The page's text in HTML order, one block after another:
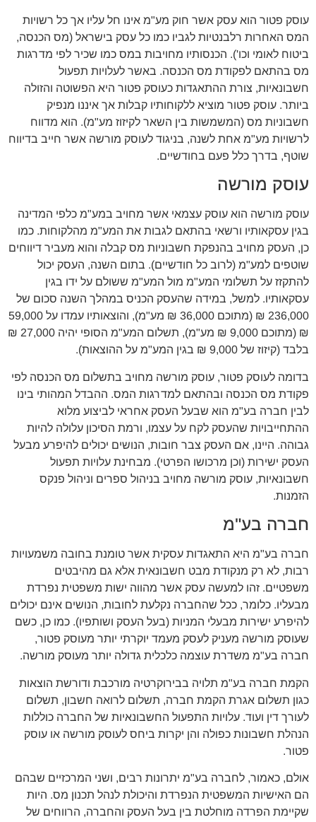
עוסק פטור הוא עסק אשר חוק מע"מ אינו חל עליו אך כל רשויות
המס האחרות רלבנטיות לגביו כמו כל עסק בישראל (מס הכנסה,
ביטוח לאומי וכו'). הכנסותיו מחויבות במס כמו שכיר לפי מדרגות
מס בהתאם לפקודת מס הכנסה. באשר לעלויות תפעול
חשבונאיות, צורת ההתאגדות כעוסק פטור היא הפשוטה והזולה
ביותר. עוסק פטור מוציא ללקוחותיו קבלות אך איננו מנפיק
חשבוניות מס (המשמשות בין השאר לקיזוז מע"מ). הוא מדווח
לרשויות מע"מ אחת לשנה, בניגוד לעוסק מורשה אשר חייב בדיווח
שוטף, בדרך כלל פעם בחודשיים.
עוסק מורשה
עוסק מורשה הוא עוסק עצמאי אשר מחויב במע"מ כלפי המדינה
בגין עסקאותיו ורשאי בהתאם לגבות את המע"מ מהלקוחות. כמו
כן, העסק מחויב בהנפקת חשבוניות מס קבלה והוא מעביר דיווחים
שוטפים למע"מ (לרוב כל חודשיים). בתום השנה, העסק יכול
להתקזז על תשלומי המע"מ מול המע"מ ששולם על ידו בגין
עסקאותיו. למשל, במידה שהעסק הכניס במהלך השנה סכום של
236,000 ₪ (מתוכם 36,000 ₪ מע"מ), והוצאותיו עמדו על 59,000
₪ (מתוכם 9,000 ₪ מע"מ), תשלום המע"מ הסופי יהיה 27,000 ₪
בלבד (קיזוז של 9,000 ₪ בגין המע"מ על ההוצאות).
בדומה לעוסק פטור, עוסק מורשה מחויב בתשלום מס הכנסה לפי
פקודת מס הכנסה ובהתאם למדרגות המס. ההבדל המהותי בינו
לבין חברה בע"מ הוא שבעל העסק אחראי לביצוע מלוא
ההתחייבויות שהעסק לקח על עצמו, ורמת הסיכון עלולה להיות
גבוהה. היינו, אם העסק צבר חובות, הנושים יכולים להיפרע מבעל
העסק ישירות (וכן מרכושו הפרטי). מבחינת עלויות תפעול
חשבונאיות, עוסק מורשה מחויב בניהול ספרים וניהול פנקס
הזמנות.
חברה בע"מ
חברה בע"מ היא התאגדות עסקית אשר טומנת בחובה משמעויות
רבות, לא רק מנקודת מבט חשבונאית אלא גם מהיבטים
משפטיים. זהו למעשה עסק אשר מהווה ישות משפטית נפרדת
מבעליו. כלומר, ככל שהחברה נקלעת לחובות, הנושים אינם יכולים
להיפרע ישירות מבעלי המניות (בעל העסק ושותפיו). כמו כן, כשם
שעוסק מורשה מעניק לעסק מעמד יוקרתי יותר מעוסק פטור,
חברה בע"מ משדרת עוצמה כלכלית גדולה יותר מעוסק מורשה.
הקמת חברה בע"מ תלויה בבירוקרטיה מורכבת ודורשת הוצאות
כגון תשלום אגרת הקמת חברה, תשלום לרואה חשבון, תשלום
לעורך דין ועוד. עלויות התפעול החשבונאיות של החברה כוללות
הנהלת חשבונות כפולה והן יקרות ביחס לעוסק מורשה או עוסק
פטור.
אולם, כאמור, לחברה בע"מ יתרונות רבים, ושני המרכזיים שבהם
הם האישיות המשפטית הנפרדת והיכולת לנהל תכנון מס. היות
שקיימת הפרדה מוחלטת בין בעל העסק והחברה, הרווחים של